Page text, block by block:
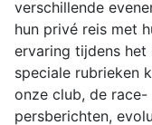
verschillende
hun privé reis met
ervaring tijdens het
speciale rubrieken
onze club, de
persberichten,